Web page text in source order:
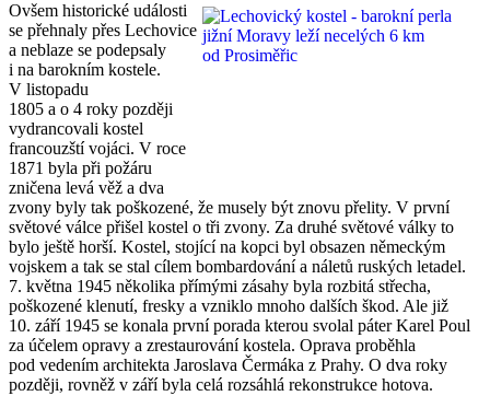
Ovšem historické události
se přehnaly přes Lechovice
a neblaze se podepsaly
i na barokním kostele.
V listopadu
1805 a o 4 roky později
vydrancovali kostel
francouzští vojáci. V roce
1871 byla při požáru
zničena levá věž a dva
zvony byly tak poškozené, že musely být znovu přelity. V první
světové válce přišel kostel o tři zvony. Za druhé světové války to
bylo ještě horší. Kostel, stojící na kopci byl obsazen německým
vojskem a tak se stal cílem bombardování a náletů ruských letadel.
7. května 1945 několika přímými zásahy byla rozbitá střecha,
poškozené klenutí, fresky a vzniklo mnoho dalších škod. Ale již
10. září 1945 se konala první porada kterou svolal páter Karel Poul
za účelem opravy a zrestaurování kostela. Oprava proběhla
pod vedením architekta Jaroslava Čermáka z Prahy. O dva roky
později, rovněž v září byla celá rozsáhlá rekonstrukce hotova.